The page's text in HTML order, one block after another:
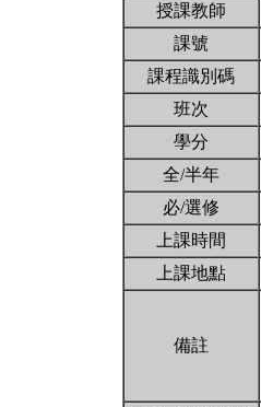
授課教師
課號
課程識別碼
班次
學分
全/半年
必/選修
上課時間
上課地點
備註